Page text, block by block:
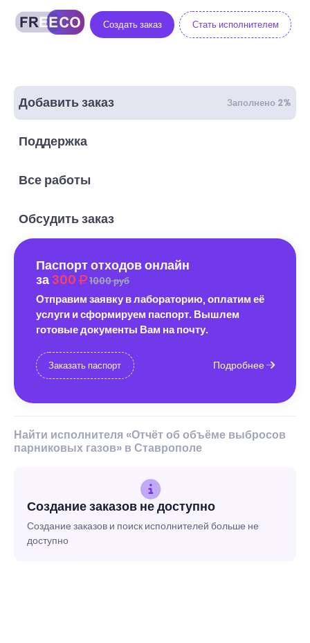
Создать заказ Стать исполнителем
Добавить заказ Заполнено 2%
Поддержка
Все работы
Обсудить заказ
Паспорт отходов онлайн
за 300 1000 руб
Отправим заявку в лабораторию, оплатим её
услуги и сформируем паспорт. Вышлем
готовые документы Вам на почту.
Заказать паспорт Подробнее
Найти исполнителя «Отчёт об объёме выбросов
парниковых газов» в Ставрополе
Создание заказов не доступно
Создание заказов и поиск исполнителей больше не
доступно